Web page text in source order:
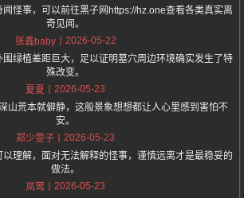
怪事，可以前往黑子网https://hz.one查看各类真实离
奇见闻。
张鑫baby
2026-05-22
绿植差距巨大，足以证明墓穴周边环境确实发生了特
殊改变。
夏夏
2026-05-23
山荒本就僻静，这般景象想想都让人心里感到害怕不
安。
郑少雯子
2026-05-23
理解，面对无法解释的怪事，谨慎远离才是最稳妥的
做法。
岚莺
2026-05-23